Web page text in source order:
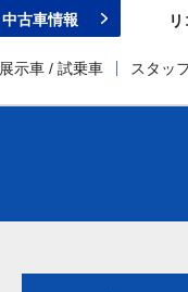
展示車 / 試乗車 スタッ
中古車情報